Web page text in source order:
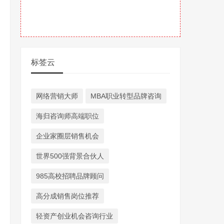
标签云
网络营销大师 MBA职业转型品牌咨询
海归咨询师高端职位
企业家圈层销售机会
世界500强背景合伙人
985高校招聘品牌顾问
高分成销售岗位推荐
轻资产创业机会咨询行业